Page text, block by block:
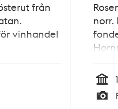
från
vinhandel
norr.
Tid